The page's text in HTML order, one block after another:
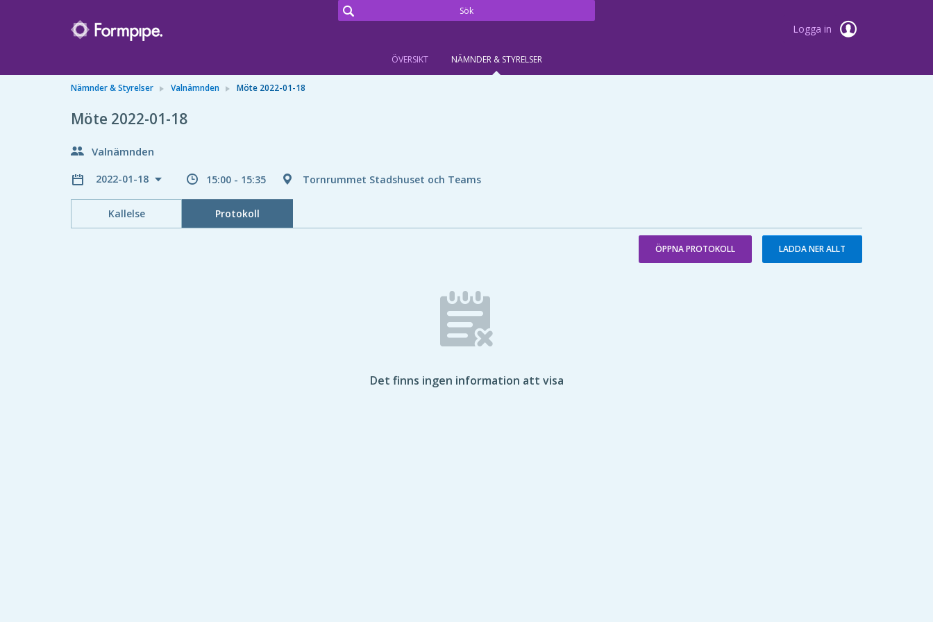
Logga in
ÖVERSIKT NÄMNDER & STYRELSER
Nämnder & Styrelser Valnämnden Möte 2022-01-18
Möte 2022-01-18
Valnämnden
2022-01-18 15:00 - 15:35 Tornrummet Stadshuset och Teams
Kallelse Protokoll
ÖPPNA PROTOKOLL LADDA NER ALLT
Det finns ingen information att visa